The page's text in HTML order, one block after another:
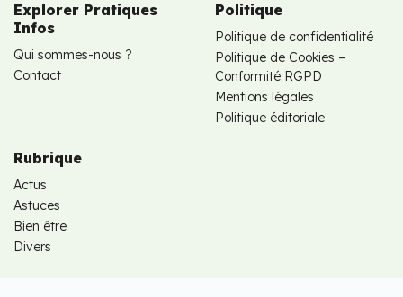
Explorer Pratiques
Infos
Qui sommes-nous ?
Contact
Politique
Politique de confidentialité
Politique de Cookies –
Conformité RGPD
Mentions légales
Politique éditoriale
Rubrique
Actus
Astuces
Bien être
Divers